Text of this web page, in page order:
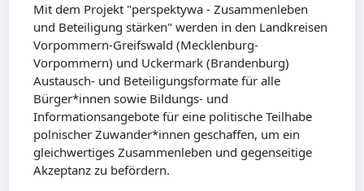
Mit dem Projekt "perspektywa - Zusammenleben
und Beteiligung stärken" werden in den Landkreisen
Vorpommern-Greifswald (Mecklenburg-
Vorpommern) und Uckermark (Brandenburg)
Austausch- und Beteiligungsformate für alle
Bürger*innen sowie Bildungs- und
Informationsangebote für eine politische Teilhabe
polnischer Zuwander*innen geschaffen, um ein
gleichwertiges Zusammenleben und gegenseitige
Akzeptanz zu befördern.